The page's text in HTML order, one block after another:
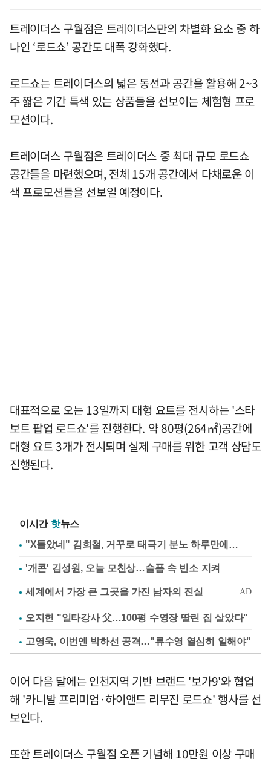
트레이더스 구월점은 트레이더스만의 차별화 요소 중 하
나인 ‘로드쇼’ 공간도 대폭 강화했다.
로드쇼는 트레이더스의 넓은 동선과 공간을 활용해 2~3
주 짧은 기간 특색 있는 상품들을 선보이는 체험형 프로
모션이다.
트레이더스 구월점은 트레이더스 중 최대 규모 로드쇼
공간들을 마련했으며, 전체 15개 공간에서 다채로운 이
색 프로모션들을 선보일 예정이다.
대표적으로 오는 13일까지 대형 요트를 전시하는 '스타
보트 팝업 로드쇼'를 진행한다. 약 80평(264㎡)공간에
대형 요트 3개가 전시되며 실제 구매를 위한 고객 상담도
진행된다.
이시간 핫뉴스
"X돌았네" 김희철, 거꾸로 태극기 분노 하루만에…
'개콘' 김성원, 오늘 모친상…슬픔 속 빈소 지켜
오지헌 "일타강사 父…100평 수영장 딸린 집 살았다"
고영욱, 이번엔 박하선 공격…"류수영 열심히 일해야"
이어 다음 달에는 인천지역 기반 브랜드 '보가9'와 협업
해 '카니발 프리미엄·하이앤드 리무진 로드쇼' 행사를 선
보인다.
또한 트레이더스 구월점 오픈 기념해 10만원 이상 구매